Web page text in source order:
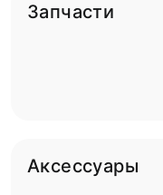
Запчасти
Аксессуары